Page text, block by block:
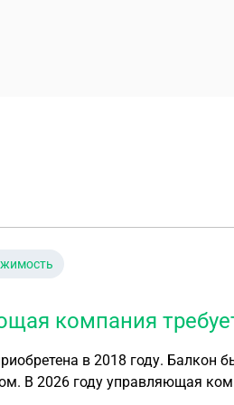
компания
в 2018 году. Балкон был застеклён
как не